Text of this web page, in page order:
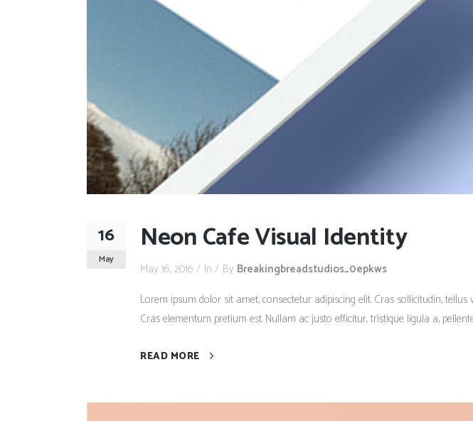
16
May
Neon Cafe Visual Identity
May 16, 2016 In By Breakingbreadstudios_0epkws
Lorem ipsum dolor sit amet, consectetur adipiscing elit. Cras sollicitudin,
Cras elementum pretium est. Nullam ac justo efficitur, tristique ligula a,
READ MORE